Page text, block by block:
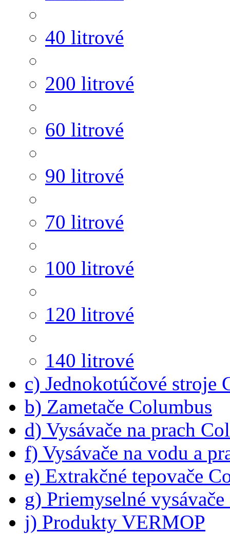
40 litrové
200 litrové
60 litrové
90 litrové
70 litrové
100 litrové
120 litrové
140 litrové
c) Jednokotúčové stroje
b) Zametače Columbus
d) Vysávače na prach
f) Vysávače na vodu a
e) Extrakčné tepovače
g) Priemyselné
j) Produkty VERMOP